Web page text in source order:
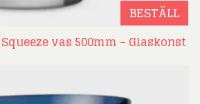
BESTÄLL
vas 500mm – Glaskonst